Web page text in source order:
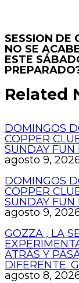
SESSION DE
NO SE
ESTE
Related
DOMINGOS
COPPER
SUNDAY FUN
agosto 9,
DOMINGOS
COPPER
SUNDAY FUN
agosto 9,
GOZZA , LA
ATRÁS Y
DIFERENTE.
agosto 8,